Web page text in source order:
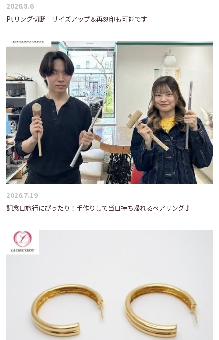
2026.8.6
Ptリング切断 サイズアップ＆再刻印も可能です
2026.7.19
記念日旅行にぴったり！手作りして当日持ち帰れるペアリング♪